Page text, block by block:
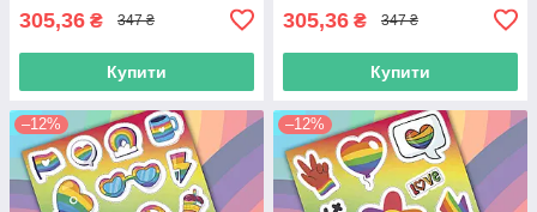
305,36 ₴ 347 ₴
Купити
305,36 ₴ 347 ₴
Купити
–12% –12%